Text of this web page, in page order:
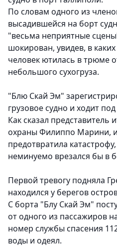
По словам одного из
высадившейся на борт
"весьма неприятные
шокирован, увидев, в
человек ютилась в трюме
небольшого сухогруза.
"Блю Скай Эм"
грузовое судно и ходит
Как сказал представитель
охраны Филиппо Марини,
предотвратила
неминуемо врезался бы в
Первой тревогу подняла
находился у берегов
С борта "Блу Скай Эм"
от одного из пассажиров
номер службы спасения
воды и одеял.